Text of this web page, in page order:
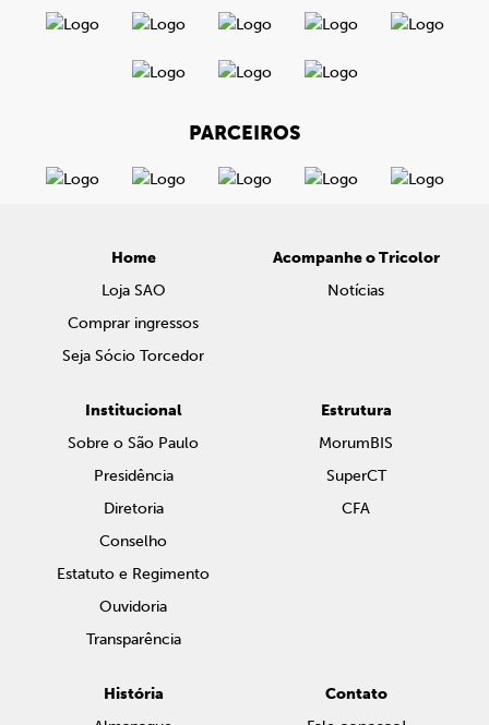
PARCEIROS
Home
Loja SAO
Comprar ingressos
Seja Sócio Torcedor
Acompanhe o Tricolor
Notícias
Institucional
Sobre o São Paulo
Presidência
Diretoria
Conselho
Estatuto e Regimento
Ouvidoria
Transparência
Estrutura
MorumBIS
SuperCT
CFA
História
Contato